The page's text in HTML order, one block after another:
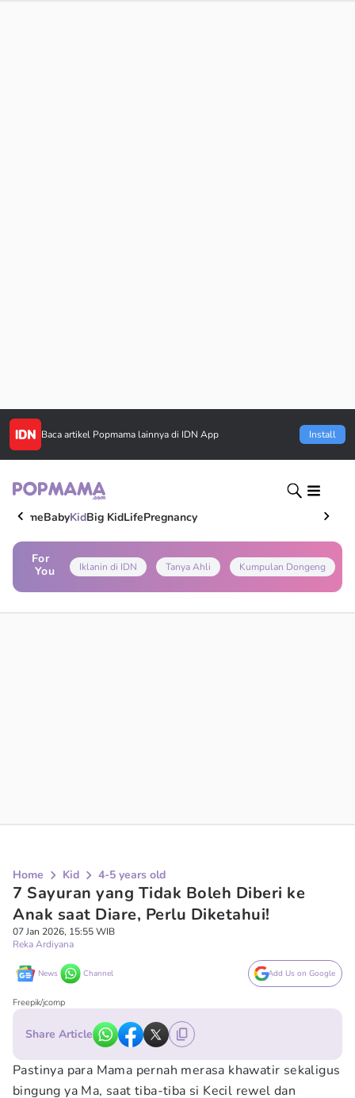
Baca artikel Popmama lainnya di IDN App Install
HomeBabyKidBig KidLifePregnancy
For
You
Iklanin di IDN Tanya Ahli Kumpulan Dongeng
Home Kid 4-5 years old
7 Sayuran yang Tidak Boleh Diberi ke
Anak saat Diare, Perlu Diketahui!
07 Jan 2026, 15:55 WIB
Reka Ardiyana
News Channel Add Us on Google
Freepik/jcomp
Share Article
Pastinya para Mama pernah merasa khawatir sekaligus
bingung ya Ma, saat tiba-tiba si Kecil rewel dan